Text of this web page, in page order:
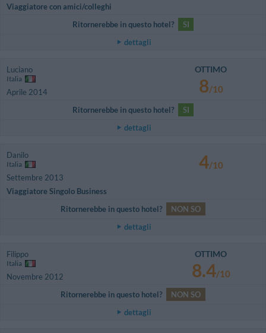
Viaggiatore con amici/colleghi
Ritornerebbe in questo hotel?
SI
dettagli
Luciano
Italia
Aprile 2014
OTTIMO
8/10
Ritornerebbe in questo hotel?
SI
dettagli
Danilo
Italia
Settembre 2013
Viaggiatore Singolo Business
4/10
Ritornerebbe in questo hotel?
NON SO
dettagli
Filippo
Italia
Novembre 2012
OTTIMO
8.4/10
Ritornerebbe in questo hotel?
NON SO
dettagli